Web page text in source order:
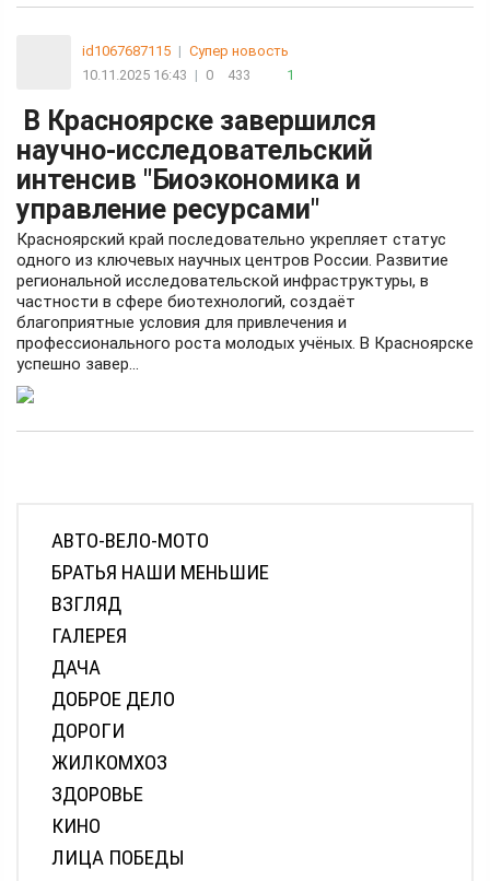
id1067687115 | Супер новость
10.11.2025 16:43 | 0 433 1
В Красноярске завершился
научно-исследовательский
интенсив "Биоэкономика и
управление ресурсами"
Красноярский край последовательно укрепляет статус
одного из ключевых научных центров России. Развитие
региональной исследовательской инфраструктуры, в
частности в сфере биотехнологий, создаёт
благоприятные условия для привлечения и
профессионального роста молодых учёных. В Красноярске
успешно завер...
АВТО-ВЕЛО-МОТО
БРАТЬЯ НАШИ МЕНЬШИЕ
ВЗГЛЯД
ГАЛЕРЕЯ
ДАЧА
ДОБРОЕ ДЕЛО
ДОРОГИ
ЖИЛКОМХОЗ
ЗДОРОВЬЕ
КИНО
ЛИЦА ПОБЕДЫ